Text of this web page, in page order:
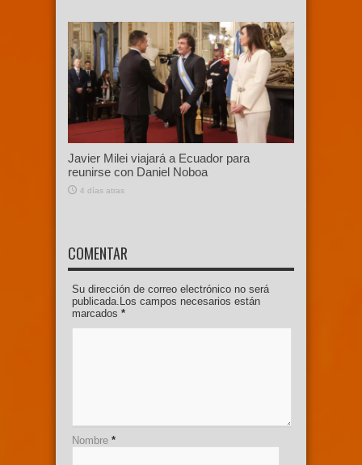
Javier Milei viajará a Ecuador para
reunirse con Daniel Noboa
4 días atras
COMENTAR
Su dirección de correo electrónico no será
publicada.Los campos necesarios están
marcados *
Nombre *